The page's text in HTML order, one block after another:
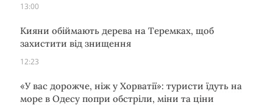
13:00
Кияни обіймають дерева на Теремках, щоб
захистити від знищення
12:23
«У вас дорожче, ніж у Хорватії»: туристи їдуть на
море в Одесу попри обстріли, міни та ціни